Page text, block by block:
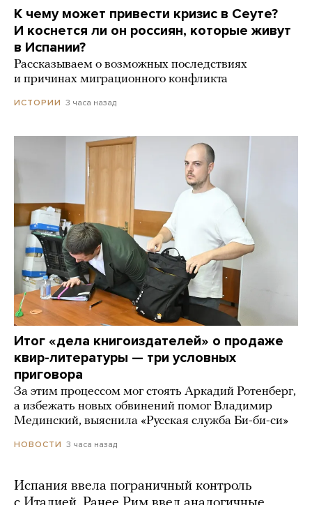
К чему может привести кризис в Сеуте?
И коснется ли он россиян, которые живут
в Испании?
Рассказываем о возможных последствиях
и причинах миграционного конфликта
ИСТОРИИ 3 часа назад
Итог «дела книгоиздателей» о продаже
квир-литературы — три условных
приговора
За этим процессом мог стоять Аркадий Ротенберг,
а избежать новых обвинений помог Владимир
Мединский, выяснила «Русская служба Би-би-си»
НОВОСТИ 3 часа назад
Испания ввела пограничный контроль